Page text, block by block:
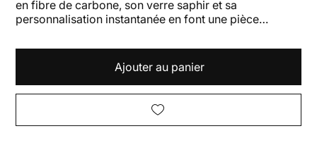
en fibre de carbone, son verre saphir et sa
personnalisation instantanée en font une pièce
Ajouter au panier